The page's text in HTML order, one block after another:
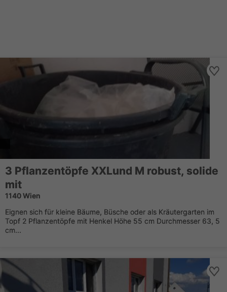
3 Pflanzentöpfe XXLund M robust, solide
mit
1140 Wien
Eignen sich für kleine Bäume, Büsche oder als Kräutergarten im
Topf 2 Pflanzentöpfe mit Henkel Höhe 55 cm Durchmesser 63, 5
cm...